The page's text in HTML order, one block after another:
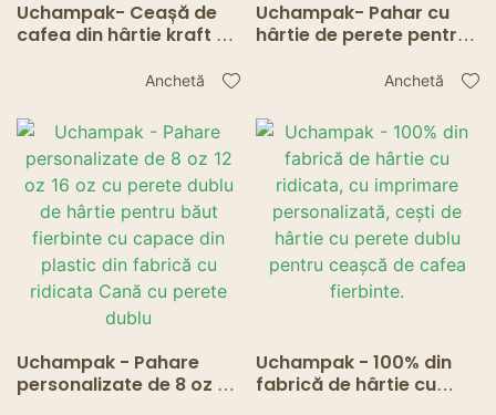
Uchampak- Ceașă de
cafea din hârtie kraft de
capac, cu perete dublu
Anchetă
Uchampak- Pahar cu
hârtie de perete pentru
produs de cană de
ceașcă cu perete dublu
Anchetă
Uchampak - Pahare
personalizate de 8 oz 12
Uchampak - 100% din
fabrică de hârtie cu